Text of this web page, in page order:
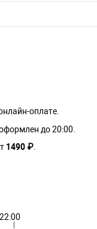
оплате.
до 20:00.
1490 ₽.
22:00